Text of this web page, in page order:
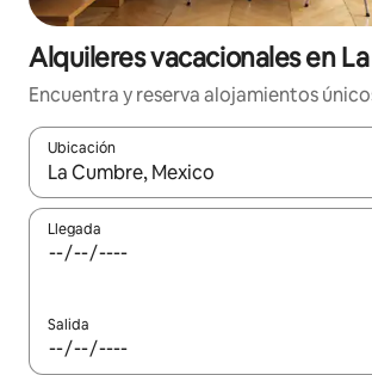
Alquileres vacacionales en
Encuentra y reserva alojamientos
Ubicación
Cuando los resultados estén disponibles,
Llegada
Salida